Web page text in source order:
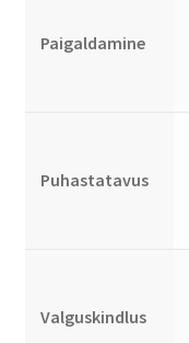
Paigaldamine
Puhastatavus
Valguskindlus